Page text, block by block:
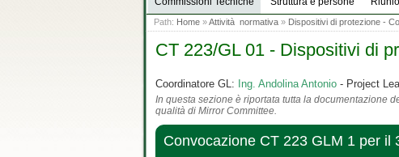
Path: Home»Attività normativa» Dispositivi di protezione -
CT 223/GL 01 - Dispositivi di
Coordinatore GL: Ing. Andolina Antonio- Project
In questa sezione è riportata tutta la documentazione
qualità di Mirror Committee.
Convocazione CT 223 GLM 1 per